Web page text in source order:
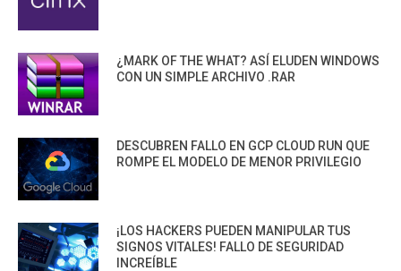
¿MARK OF THE WHAT? ASÍ ELUDEN WINDOWS
CON UN SIMPLE ARCHIVO .RAR
DESCUBREN FALLO EN GCP CLOUD RUN QUE
ROMPE EL MODELO DE MENOR PRIVILEGIO
¡LOS HACKERS PUEDEN MANIPULAR TUS
SIGNOS VITALES! FALLO DE SEGURIDAD
INCREÍBLE